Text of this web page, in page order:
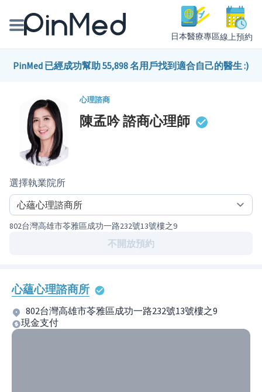
日本醫療專區線上預約
線上預約醫師、院所
健康主題館
PinMed 已經成功幫助 55,898 名用戶找到適合自己的醫生 :)
心理諮商
陳孟吟諮商心理師
選擇執業院所
802台灣高雄市苓雅區成功一路232號13號樓之9
不開放預約
心蘊心理諮商所
802台灣高雄市苓雅區成功一路232號13號樓之9
現金支付